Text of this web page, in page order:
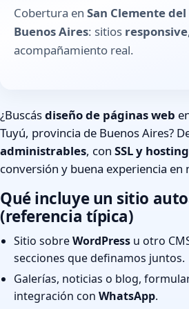
Cobertura en San Clemente
Buenos Aires: sitios responsive
acompañamiento real.
¿Buscásdiseño de páginas web
Tuyú, provincia de Buenos Aires?
administrables, con SSL y hosting
conversión y buena experiencia en
Qué incluye un sitio
(referencia típica)
Sitio sobreWordPress u otro
secciones que definamos juntos.
Galerías, noticias o blog,
integración con WhatsApp.